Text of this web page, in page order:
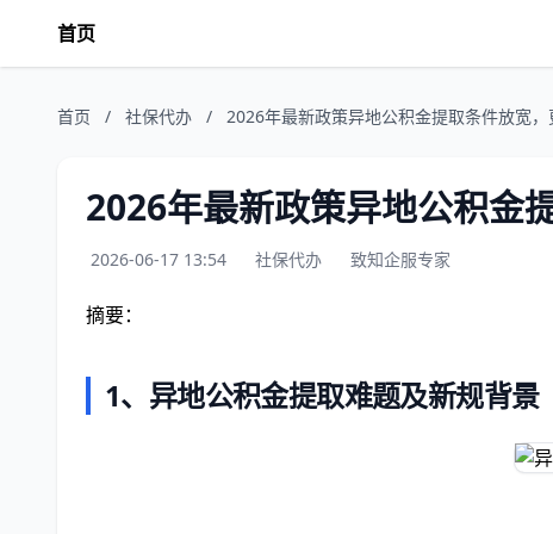
首页
首页 / 社保代办 / 2026年最新政策异地公积金提取条件放宽
2026年最新政策异地公积金
2026-06-17 13:54 社保代办 致知企服专家
摘要：
1、异地公积金提取难题及新规背景